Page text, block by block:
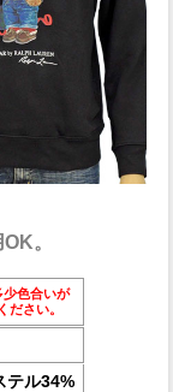
。
色合いが
ださい。
テル34%